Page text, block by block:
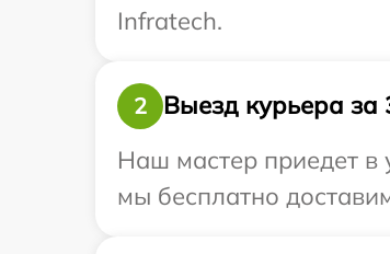
Infratech.
2
Выезд курьера за
Наш мастер приедет в
мы бесплатно